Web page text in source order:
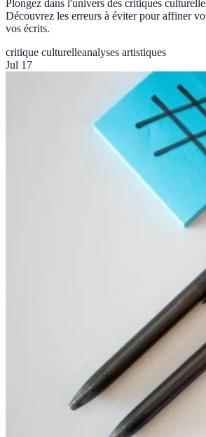
Plongez dans l'univers des critiques
Découvrez les erreurs à éviter pour affiner
vos écrits.
critique culturelleanalyses artistiques
Jul 17